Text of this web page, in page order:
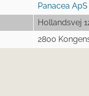
Panacea ApS
Hollandsvej
2800